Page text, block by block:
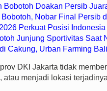
Bobotoh Doakan Persib
Nobar Final Persib
Perkuat Posisi
Junjung Sportivitas Saat
Cakung, Urban Farming
DKI Jakarta tidak
atau menjadi lokasi